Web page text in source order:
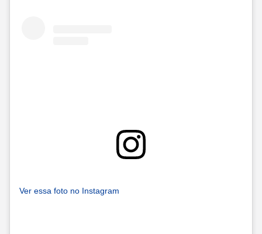
Ver essa foto no Instagram